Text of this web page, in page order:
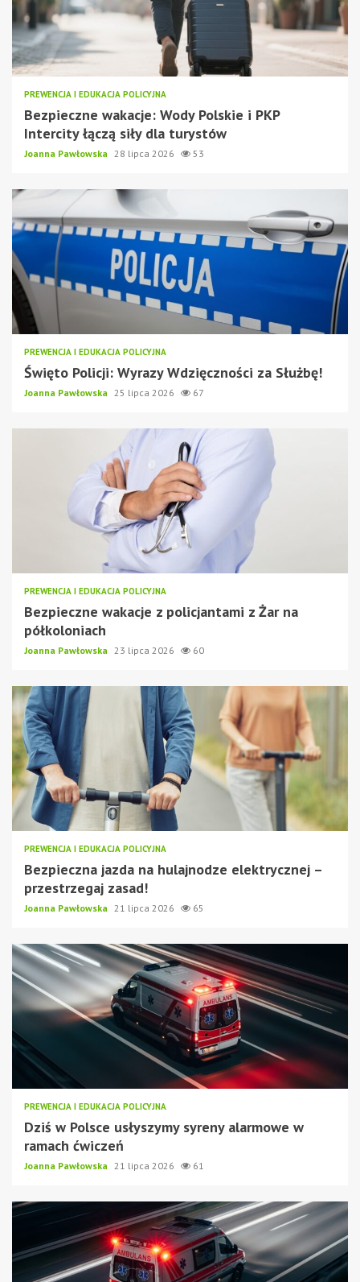
PREWENCJA I EDUKACJA POLICYJNA
Bezpieczne wakacje: Wody Polskie i PKP
Intercity łączą siły dla turystów
Joanna Pawłowska 28 lipca 2026 53
PREWENCJA I EDUKACJA POLICYJNA
Święto Policji: Wyrazy Wdzięczności za Służbę!
Joanna Pawłowska 25 lipca 2026 67
PREWENCJA I EDUKACJA POLICYJNA
Bezpieczne wakacje z policjantami z Żar na
półkoloniach
Joanna Pawłowska 23 lipca 2026 60
PREWENCJA I EDUKACJA POLICYJNA
Bezpieczna jazda na hulajnodze elektrycznej –
przestrzegaj zasad!
Joanna Pawłowska 21 lipca 2026 65
PREWENCJA I EDUKACJA POLICYJNA
Dziś w Polsce usłyszymy syreny alarmowe w
ramach ćwiczeń
Joanna Pawłowska 21 lipca 2026 61